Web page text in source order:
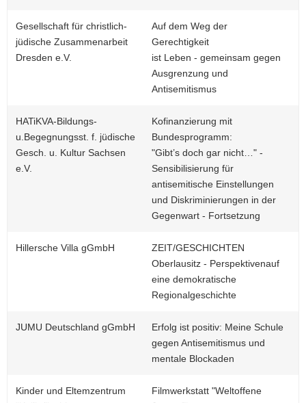
Gesellschaft für christlich-
jüdische Zusammenarbeit
Dresden e.V.
Auf dem Weg der
Gerechtigkeit
ist Leben - gemeinsam gegen
Ausgrenzung und
Antisemitismus
HATiKVA-Bildungs-
u.Begegnungsst. f. jüdische
Gesch. u. Kultur Sachsen
e.V.
Kofinanzierung mit
Bundesprogramm:
"Gibt’s doch gar nicht…" -
Sensibilisierung für
antisemitische Einstellungen
und Diskriminierungen in der
Gegenwart - Fortsetzung
Hillersche Villa gGmbH
ZEIT/GESCHICHTEN
Oberlausitz - Perspektivenauf
eine demokratische
Regionalgeschichte
JUMU Deutschland gGmbH
Erfolg ist positiv: Meine Schule
gegen Antisemitismus und
mentale Blockaden
Kinder und Eltemzentrum
Filmwerkstatt "Weltoffene